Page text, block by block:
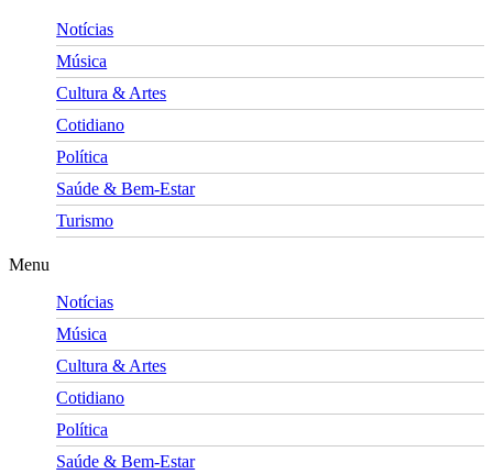
Notícias
Música
Cultura & Artes
Cotidiano
Política
Saúde & Bem-Estar
Turismo
Menu
Notícias
Música
Cultura & Artes
Cotidiano
Política
Saúde & Bem-Estar